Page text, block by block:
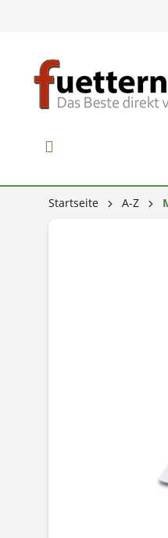
Startseite A-Z